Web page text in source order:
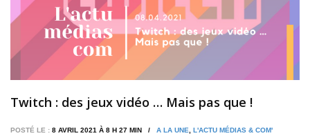
Twitch : des jeux vidéo … Mais pas que !
POSTÉ LE : 8 AVRIL 2021 À 8 H 27 MIN / A LA UNE, L'ACTU MÉDIAS & COM'